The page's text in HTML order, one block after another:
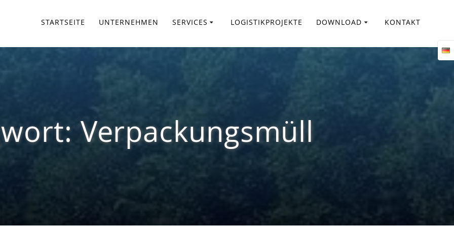
STARTSEITE UNTERNEHMEN SERVICES LOGISTIKPROJEKTE DOWNLOAD KONTAKT
Verpackungsmüll